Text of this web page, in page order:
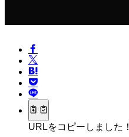
URLをコピーしました！